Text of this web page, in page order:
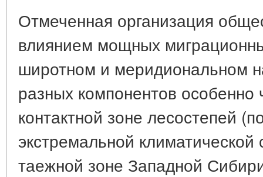
Отмеченная организация
влиянием мощных
широтном и меридиональном
разных компонентов особенно
контактной зоне лесостепей
экстремальной
таежной зоне Западной